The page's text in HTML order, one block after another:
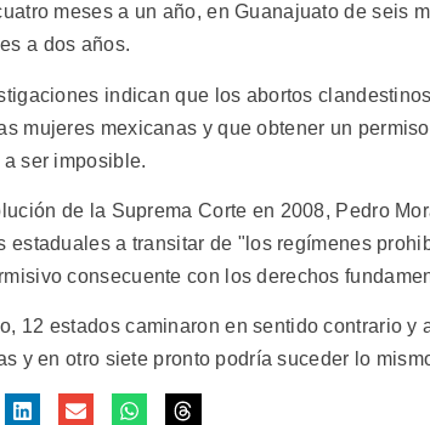
meses a un año, en Guanajuato de seis
a dos años.
indican que los abortos
mujeres mexicanas y que obtener un
ser imposible.
de la Suprema Corte en 2008, Pedro
estaduales a transitar de "los regímenes
consecuente con los derechos
12 estados caminaron en sentido contrario y
y en otro siete pronto podría suceder lo